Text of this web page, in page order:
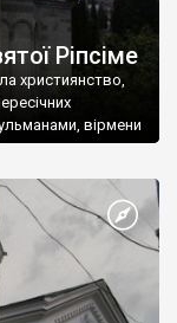
Ріпсіме
християнство,
вірмени